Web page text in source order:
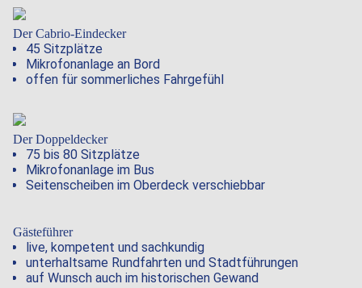
Der Cabrio-Eindecker
45 Sitzplätze
Mikrofonanlage an Bord
offen für sommerliches Fahrgefühl
Der Doppeldecker
75 bis 80 Sitzplätze
Mikrofonanlage im Bus
Seitenscheiben im Oberdeck verschiebbar
Gästeführer
live, kompetent und sachkundig
unterhaltsame Rundfahrten und Stadtführungen
auf Wunsch auch im historischen Gewand